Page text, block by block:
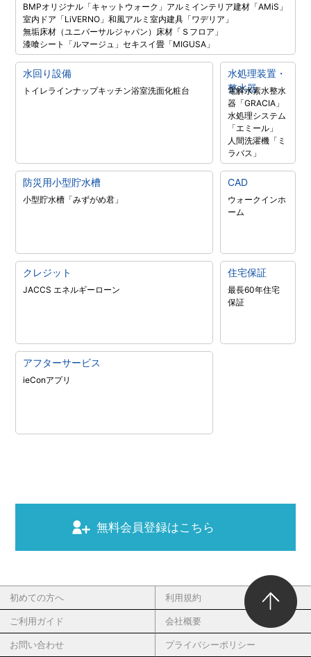
BMPオリジナル「キャットウォーク」 アルミインテリア建材「AMiS」
室内ドア「LiVERNO」和風アルミ室内建具「ワデリア」
無垢床材（ユニバーサルジャパン） 床材「Ｓフロア」
漆喰シート「ルマージュ」セキスイ畳「MIGUSA」
水回り設備
トイレラインナップキッチン浴室洗面化粧台
水処理装置・
整水器
電解水素水整水
器「GRACIA」
水処理システム
「エミール」
人間洗濯機「ミ
ラバス」
防災用小型貯水槽
小型貯水槽「みずがめ君」
CAD
ウォークインホ
ーム
クレジット
JACCS エネルギーローン
住宅保証
最長60年住宅
保証
アフターサービス
ieConアプリ
無料会員登録はこちら
初めての方へ 利用規約
ご利用ガイド 会社概要
お問い合わせ プライバシーポリシー